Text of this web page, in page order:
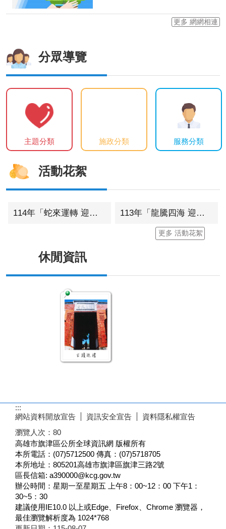
更多 網網相連
分眾導覽
主題分類 施政分類 服務分類
活動花絮
114年「蛇來運轉 迎新贈春聯」活動 113年「龍騰四海 迎新贈春聯」活動
更多 活動花絮
休閒資訊
:::
網站資料開放宣告
資訊安全宣告
資料隱私權宣告
瀏覽人次： 80
高雄市旗津區公所全球資訊網 版權所有
本所電話：(07)5712500 傳真：(07)5718705
本所地址：805201高雄市旗津區旗津三路2號
區長信箱: a390000@kcg.gov.tw
辦公時間：星期一至星期五 上午8：00~12：00 下午1：
30~5：30
建議使用IE10.0 以上或Edge、Firefox、Chrome 瀏覽器，
最佳瀏覽解析度為 1024*768